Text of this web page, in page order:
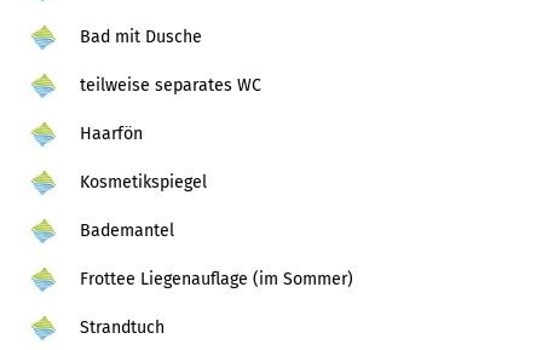
Bad mit Dusche
teilweise separates WC
Haarfön
Kosmetikspiegel
Bademantel
Frottee Liegenauflage (im Sommer)
Strandtuch